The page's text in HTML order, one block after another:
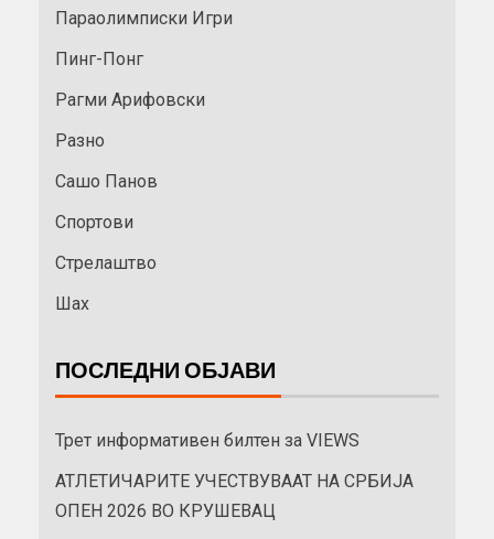
Параолимписки Игри
Пинг-Понг
Рагми Арифовски
Разно
Сашо Панов
Спортови
Стрелаштво
Шах
ПОСЛЕДНИ ОБЈАВИ
Трет информативен билтен за VIEWS
АТЛЕТИЧАРИТЕ УЧЕСТВУВААТ НА СРБИЈА
ОПЕН 2026 ВО КРУШЕВАЦ